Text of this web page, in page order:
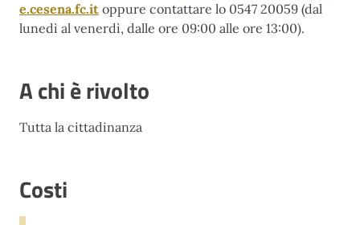
e.cesena.fc.it oppure contattare lo 0547 20059 (dal
lunedì al venerdì, dalle ore 09:00 alle ore 13:00).
A chi è rivolto
Tutta la cittadinanza
Costi